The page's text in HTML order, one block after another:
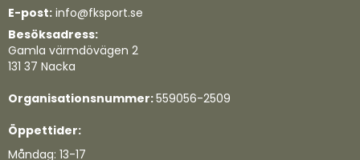
E-post: info@fksport.se
Besöksadress:
Gamla värmdövägen 2
131 37 Nacka
Organisationsnummer:559056-2509
Öppettider:
Måndag: 13-17